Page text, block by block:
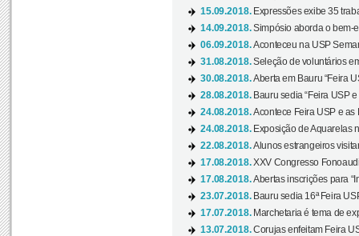
15.09.2018. Expressões exibe 35
14.09.2018.Simpósio aborda o bem-
06.09.2018.Aconteceu na USP
31.08.2018.Seleção de voluntários
30.08.2018.Aberta em Bauru “Feira
28.08.2018. Bauru sedia “Feira USP
24.08.2018.Acontece Feira USP e as
24.08.2018. Exposição de Aquarelas
22.08.2018.Alunos estrangeiros
17.08.2018.XXV Congresso
17.08.2018.Abertas inscrições para
23.07.2018. Bauru sedia 16ª Feira
17.07.2018. Marchetaria é tema de
13.07.2018.Corujas enfeitam Feira